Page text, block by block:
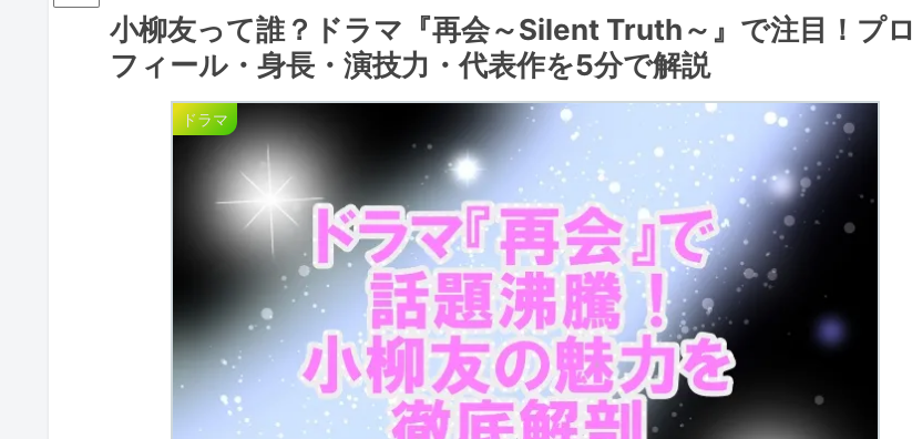
小柳友って誰？ドラマ『再会～Silent Truth～』で注目！プロ
フィール・身長・演技力・代表作を5分で解説
ドラマ